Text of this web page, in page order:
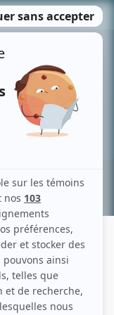
MENU
Recherche avancée »